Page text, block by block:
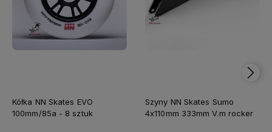
Kółka NN Skates EVO
100mm/85a - 8 sztuk
Szyny NN Skates Sumo
4x110mm 333mm V.m rocker